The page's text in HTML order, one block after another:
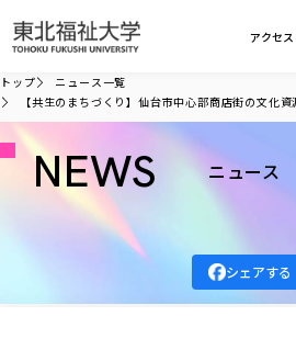
アクセス
大学について
学部・大学院
トップ
ニュース一覧
【共生のまちづくり】仙台市中心部商店街の文化資
NEWS ニュース
シェアする